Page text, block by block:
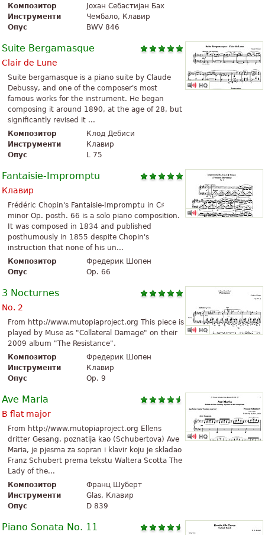
Композитор
Јохан Себастијан Бах
Инструменти
Чембало, Клавир
Опус
BWV 846
Suite Bergamasque
Clair de Lune
Suite bergamasque is a piano suite by Claude
Debussy, and one of the composer's most
famous works for the instrument. He began
composing it around 1890, at the age of 28, but
significantly revised it ...
Композитор
Клод Дебиси
Инструменти
Клавир
Опус
L 75
Fantaisie-Impromptu
Клавир
Frédéric Chopin's Fantaisie-Impromptu in C♯
minor Op. posth. 66 is a solo piano composition.
It was composed in 1834 and published
posthumously in 1855 despite Chopin's
instruction that none of his un...
Композитор
Фредерик Шопен
Опус
Op. 66
3 Nocturnes
No. 2
From http://www.mutopiaproject.org This piece is
played by Muse as "Collateral Damage" on their
2009 album "The Resistance".
Композитор
Фредерик Шопен
Инструменти
Клавир
Опус
Op. 9
Ave Maria
B flat major
From http://www.mutopiaproject.org Ellens
dritter Gesang, poznatija kao (Schubertova) Ave
Maria, je pjesma za sopran i klavir koju je skladao
Franz Schubert prema tekstu Waltera Scotta The
Lady of the...
Композитор
Франц Шуберт
Инструменти
Glas, Клавир
Опус
D 839
Piano Sonata No. 11